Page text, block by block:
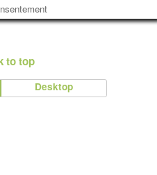
to top
Desktop